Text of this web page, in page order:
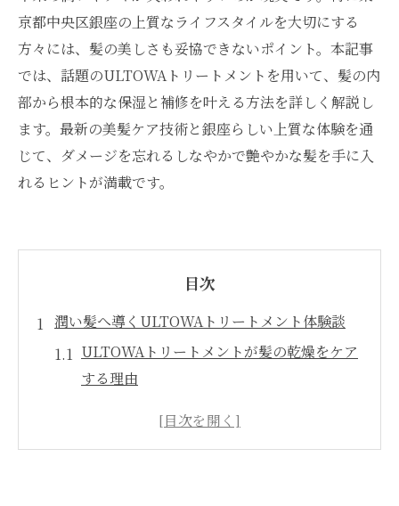
京都中央区銀座の上質なライフスタイルを大切にする
方々には、髪の美しさも妥協できないポイント。本記事
では、話題のULTOWAトリートメントを用いて、髪の内
部から根本的な保湿と補修を叶える方法を詳しく解説し
ます。最新の美髪ケア技術と銀座らしい上質な体験を通
じて、ダメージを忘れるしなやかで艶やかな髪を手に入
れるヒントが満載です。
目次
潤い髪へ導くULTOWAトリートメント体験談
ULTOWAトリートメントが髪の乾燥をケア
する理由